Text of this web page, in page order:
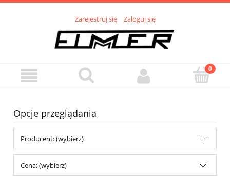
Zarejestruj się Zaloguj się
Opcje przeglądania
Producent: (wybierz)
Cena: (wybierz)